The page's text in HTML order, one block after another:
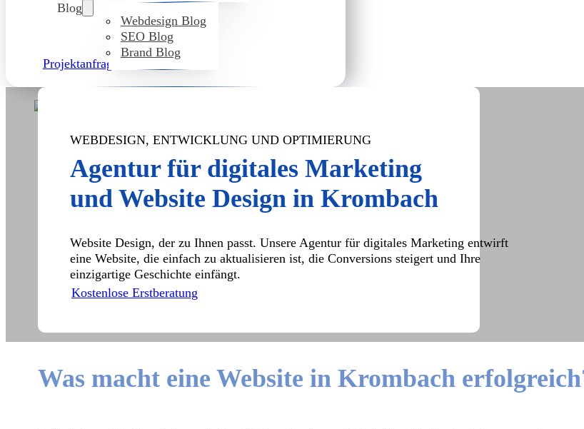
Blog
Webdesign Blog
SEO Blog
Brand Blog
Projektanfrage
WEBDESIGN, ENTWICKLUNG UND OPTIMIERUNG
Agentur für digitales Marketing
und Website Design in Krombach
Website Design, der zu Ihnen passt. Unsere Agentur für digitales Marketing entwirft
eine Website, die einfach zu aktualisieren ist, die Conversions steigert und Ihre
einzigartige Geschichte einfängt.
Kostenlose Erstberatung
Was macht eine Website in Krombach